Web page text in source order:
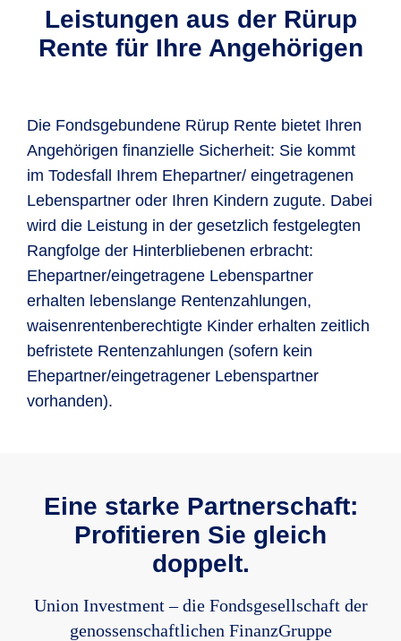
Leistungen aus der Rürup
Rente für Ihre Angehörigen
Die Fondsgebundene Rürup Rente bietet Ihren
Angehörigen finanzielle Sicherheit: Sie kommt
im Todesfall Ihrem Ehepartner/ eingetragenen
Lebenspartner oder Ihren Kindern zugute. Dabei
wird die Leistung in der gesetzlich festgelegten
Rangfolge der Hinterbliebenen erbracht:
Ehepartner/eingetragene Lebenspartner
erhalten lebenslange Rentenzahlungen,
waisenrentenberechtigte Kinder erhalten zeitlich
befristete Rentenzahlungen (sofern kein
Ehepartner/eingetragener Lebenspartner
vorhanden).
Eine starke Partnerschaft:
Profitieren Sie gleich
doppelt.
Union Investment – die Fondsgesellschaft der
genossenschaftlichen FinanzGruppe